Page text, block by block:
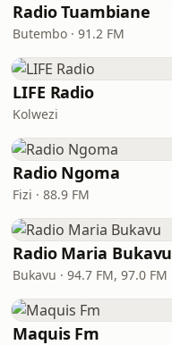
Radio Tuambiane
Butembo · 91.2 FM
LIFE Radio
Kolwezi
Radio Ngoma
Fizi · 88.9 FM
Radio Maria Bukavu
Bukavu · 94.7 FM, 97.0 FM
Maquis Fm